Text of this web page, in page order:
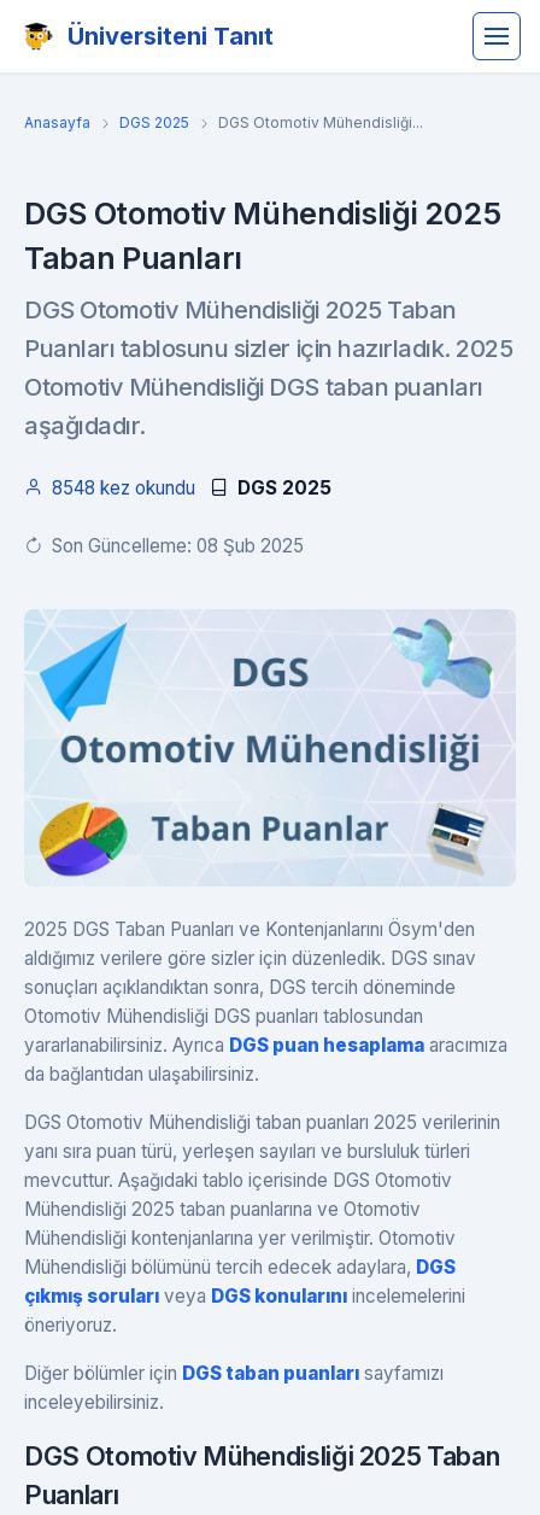
Üniversiteni Tanıt
Anasayfa DGS 2025 DGS Otomotiv Mühendisliği...
DGS Otomotiv Mühendisliği 2025
Taban Puanları
DGS Otomotiv Mühendisliği 2025 Taban
Puanları tablosunu sizler için hazırladık. 2025
Otomotiv Mühendisliği DGS taban puanları
aşağıdadır.
8548 kez okundu DGS 2025
Son Güncelleme: 08 Şub 2025
2025 DGS Taban Puanları ve Kontenjanlarını Ösym'den
aldığımız verilere göre sizler için düzenledik. DGS sınav
sonuçları açıklandıktan sonra, DGS tercih döneminde
Otomotiv Mühendisliği DGS puanları tablosundan
yararlanabilirsiniz. Ayrıca DGS puan hesaplama aracımıza
da bağlantıdan ulaşabilirsiniz.
DGS Otomotiv Mühendisliği taban puanları 2025 verilerinin
yanı sıra puan türü, yerleşen sayıları ve bursluluk türleri
mevcuttur. Aşağıdaki tablo içerisinde DGS Otomotiv
Mühendisliği 2025 taban puanlarına ve Otomotiv
Mühendisliği kontenjanlarına yer verilmiştir. Otomotiv
Mühendisliği bölümünü tercih edecek adaylara, DGS
çıkmış soruları veya DGS konularını incelemelerini
öneriyoruz.
Diğer bölümler için DGS taban puanları sayfamızı
inceleyebilirsiniz.
DGS Otomotiv Mühendisliği 2025 Taban
Puanları